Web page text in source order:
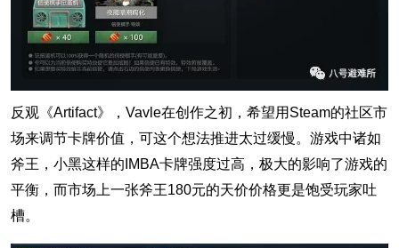
反观《Artifact》，Vavle在创作之初，希望用Steam的社区市
场来调节卡牌价值，可这个想法推进太过缓慢。游戏中诸如
斧王，小黑这样的IMBA卡牌强度过高，极大的影响了游戏的
平衡，而市场上一张斧王180元的天价价格更是饱受玩家吐
槽。